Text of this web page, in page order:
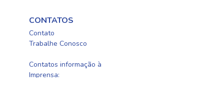
CONTATOS
Contato
Trabalhe Conosco
Contatos informação à
Imprensa: